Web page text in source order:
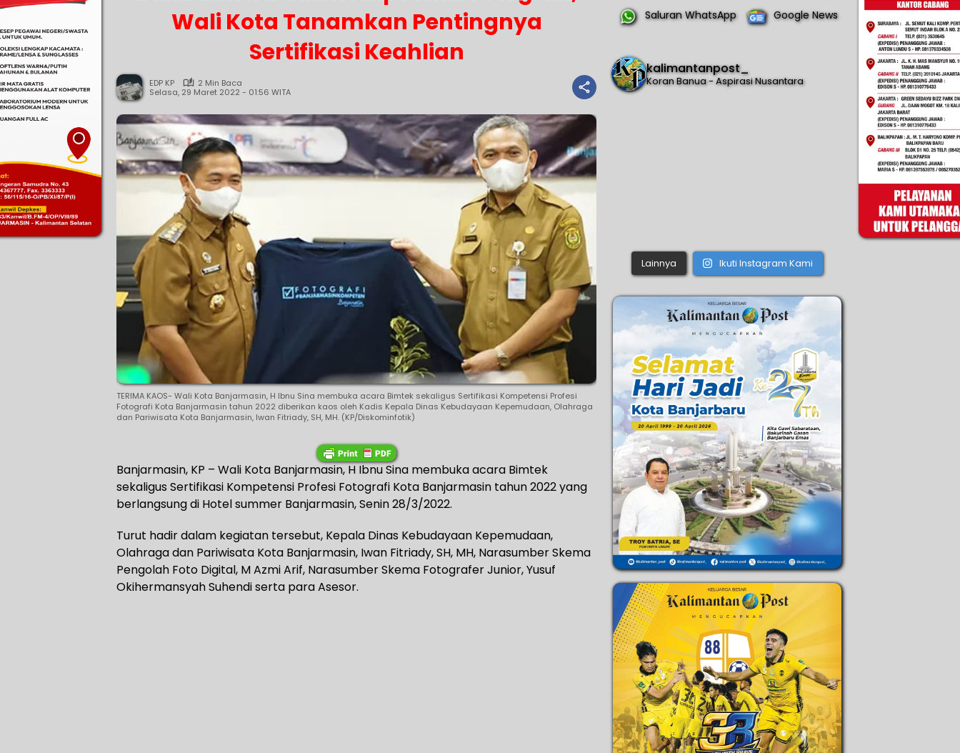
Wali Kota Tanamkan Pentingnya
Sertifikasi Keahlian
EDP KP
2 Min Baca
Selasa, 29 Maret 2022 - 01:56 WITA
TERIMA KAOS- Wali Kota Banjarmasin, H Ibnu Sina membuka acara Bimtek sekaligus Sertifikasi Kompetensi Profesi
Fotografi Kota Banjarmasin tahun 2022 diberikan kaos oleh Kadis Kepala Dinas Kebudayaan Kepemudaan, Olahraga
dan Pariwisata Kota Banjarmasin, Iwan Fitriady, SH, MH. (KP/Diskominfotik)
Banjarmasin, KP – Wali Kota Banjarmasin, H Ibnu Sina membuka acara Bimtek
sekaligus Sertifikasi Kompetensi Profesi Fotografi Kota Banjarmasin tahun 2022 yang
berlangsung di Hotel summer Banjarmasin, Senin 28/3/2022.
Turut hadir dalam kegiatan tersebut, Kepala Dinas Kebudayaan Kepemudaan,
Olahraga dan Pariwisata Kota Banjarmasin, Iwan Fitriady, SH, MH, Narasumber Skema
Pengolah Foto Digital, M Azmi Arif, Narasumber Skema Fotografer Junior, Yusuf
Okihermansyah Suhendi serta para Asesor.
Saluran WhatsApp Google News
kalimantanpost_
Koran Banua - Aspirasi Nusantara
Lainnya Ikuti Instagram Kami